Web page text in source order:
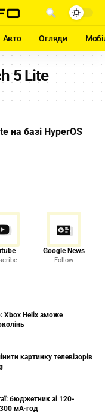
Авто Огляди
5 Lite
на базі HyperOS
Google News
Follow
Xbox Helix зможе
картинку телевізорів
бюджетник зі 120-
мА·год